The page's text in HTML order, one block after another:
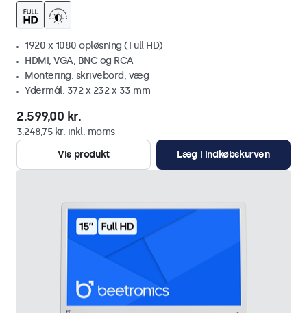
1920 x 1080 opløsning (Full HD)
HDMI, VGA, BNC og RCA
Montering: skrivebord, væg
Ydermål: 372 x 232 x 33 mm
2.599,00 kr.
3.248,75 kr. inkl. moms
Vis produkt
Læg i indkøbskurven